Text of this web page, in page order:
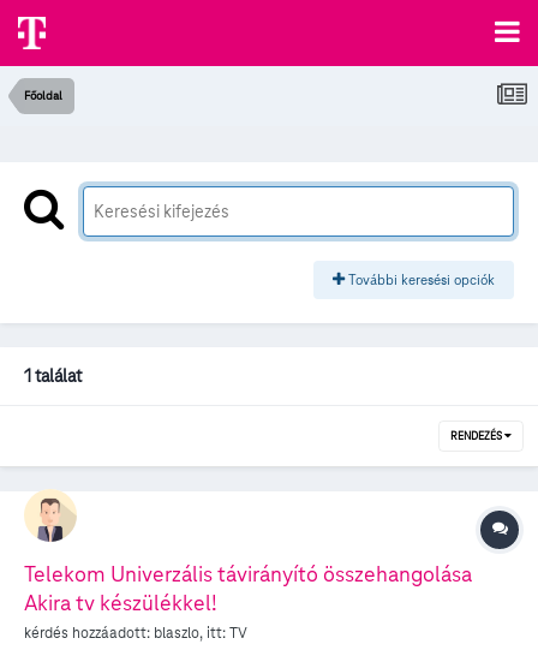
Főoldal
További keresési opciók
1 találat
RENDEZÉS
Telekom Univerzális távirányító összehangolása
Akira tv készülékkel!
kérdés hozzáadott: blaszlo, itt:TV